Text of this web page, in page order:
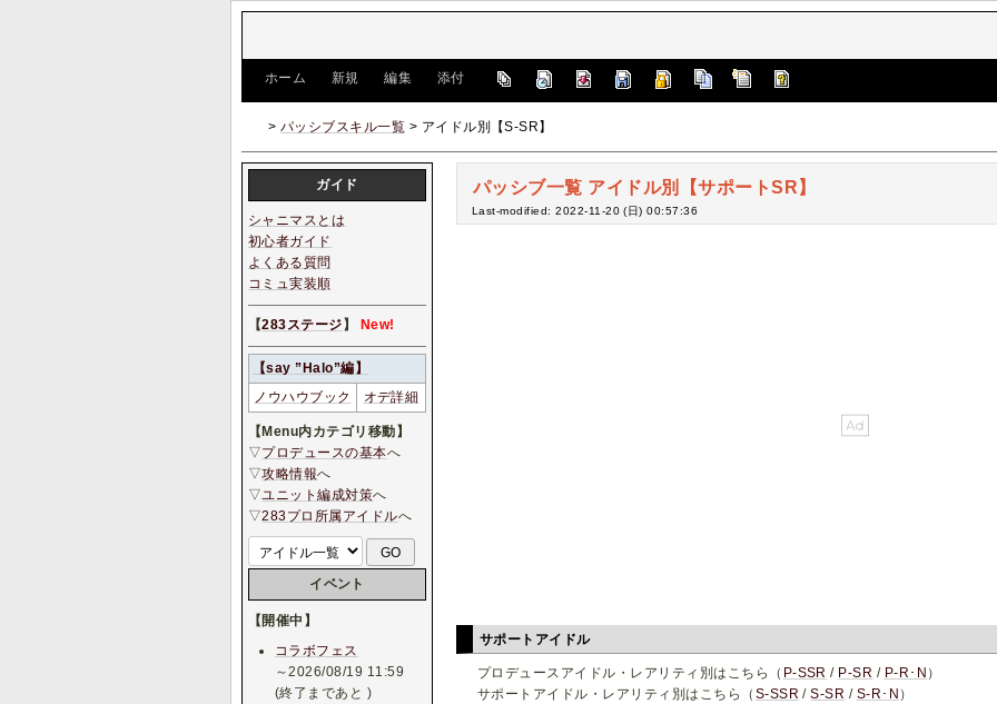
ホーム 新規 編集 添付
> パッシブスキル一覧 > アイドル別【S-SR】
パッシブ一覧 アイドル別【サポートSR】
Last-modified: 2022-11-20 (日) 00:57:36
サポートアイドル
プロデュースアイドル・レアリティ別はこちら（ P-SSR / P-SR / P-R･N ）
サポートアイドル・レアリティ別はこちら（ S-SSR /S-SR / S-R･N ）
ガイド
シャニマスとは
初心者ガイド
よくある質問
コミュ実装順
【283ステージ 】 New!
【say ”Halo”編】
ノウハウブック
オデ詳細
【Menu内カテゴリ移動】
▽プロデュースの基本へ
▽攻略情報へ
▽ユニット編成対策へ
▽283プロ所属アイドルへ
イベント
【開催中】
コラボフェス
～2026/08/19 11:59
(終了まであと )